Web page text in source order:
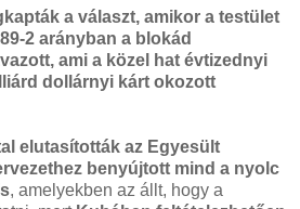
a választ, amikor a testület
2 arányban a blokád
ami a közel hat évtizednyi
dollárnyi kárt okozott
elutasították az Egyesült
benyújtott mind a nyolc
, amelyekben az állt, hogy a